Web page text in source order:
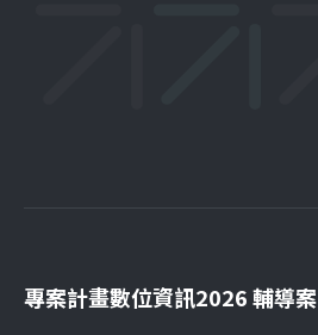
專案計畫數位資訊2026 輔導案